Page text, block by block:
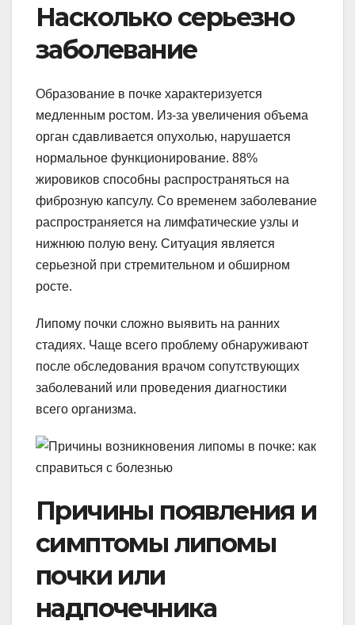
Насколько серьезно
заболевание
Образование в почке характеризуется
медленным ростом. Из-за увеличения объема
орган сдавливается опухолью, нарушается
нормальное функционирование. 88%
жировиков способны распространяться на
фиброзную капсулу. Со временем заболевание
распространяется на лимфатические узлы и
нижнюю полую вену. Ситуация является
серьезной при стремительном и обширном
росте.
Липому почки сложно выявить на ранних
стадиях. Чаще всего проблему обнаруживают
после обследования врачом сопутствующих
заболеваний или проведения диагностики
всего организма.
Причины появления и
симптомы липомы
почки или
надпочечника